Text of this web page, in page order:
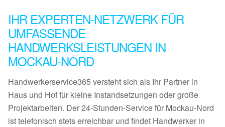
IHR EXPERTEN-NETZWERK FÜR
UMFASSENDE
HANDWERKSLEISTUNGEN IN
MOCKAU-NORD
Handwerkerservice365 versteht sich als Ihr Partner in
Haus und Hof für kleine Instandsetzungen oder große
Projektarbeiten. Der 24-Stunden-Service für Mockau-Nord
ist telefonisch stets erreichbar und findet Handwerker in